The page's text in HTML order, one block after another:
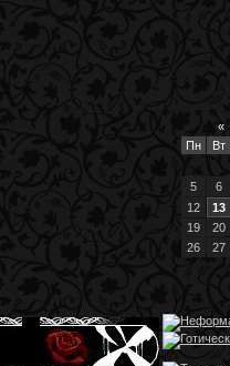
«
Пн
Вт
5
6
12
13
19
20
26
27